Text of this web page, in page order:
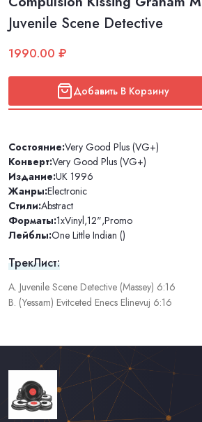
Juvenile Scene Detective
1990.00 ₽
Добавить В Корзину
Состояние:Very Good Plus (VG+)
Конверт:Very Good Plus (VG+)
Издание:UK 1996
Жанры:Electronic
Стили:Abstract
Форматы:1xVinyl,12",Promo
Лейблы:One Little Indian ()
ТрекЛист:
A. Juvenile Scene Detective (Massey) 6:16
B. (Yessam) Evitceted Enecs Elinevuj 6:16